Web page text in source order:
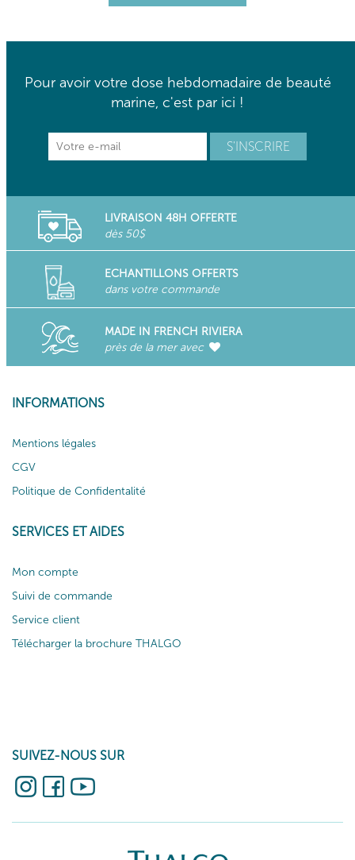
Pour avoir votre dose hebdomadaire de beauté
marine, c'est par ici !
LIVRAISON 48H OFFERTE
dès 50$
ECHANTILLONS OFFERTS
dans votre commande
MADE IN FRENCH RIVIERA
près de la mer avec
INFORMATIONS
Mentions légales
CGV
Politique de Confidentalité
SERVICES ET AIDES
Mon compte
Suivi de commande
Service client
Télécharger la brochure THALGO
SUIVEZ-NOUS SUR